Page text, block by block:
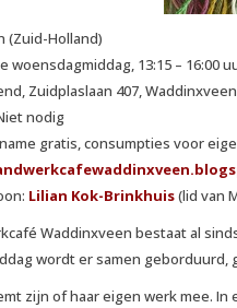
(Zuid-Holland)
woensdagmiddag, 13:15 – 16:00
Zuidplaslaan 407, Waddinxveen
nodig
gratis, consumpties voor
Lilian Kok-Brinkhuis(lid van
Waddinxveen bestaat al
wordt er samen
zijn of haar eigen werk mee.